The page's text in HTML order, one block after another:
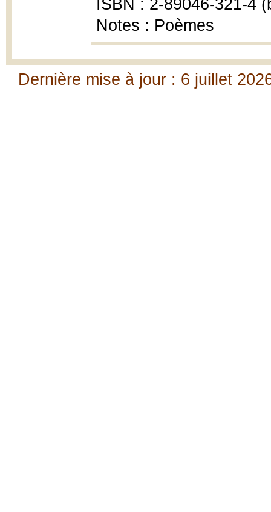
ISBN : 2-89046-321-4
Notes : Poèmes
Dernière mise à jour : 6 juillet